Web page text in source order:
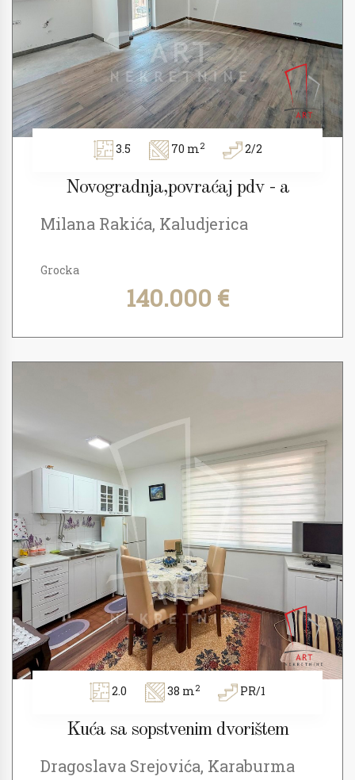
3.5 70 m2 2/2
Novogradnja,povraćaj pdv - a
Milana Rakića, Kaludjerica
Grocka
140.000 €
2.0 38 m2 PR/1
Kuća sa sopstvenim dvorištem
Dragoslava Srejovića, Karaburma